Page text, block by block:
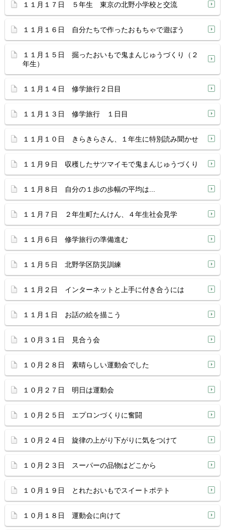
１１月１７日 ５年生 東京の北野小学校と交流
１１月１６日 自分たちで作ったおもちゃで遊ぼう
１１月１５日 掘ったおいもで鬼まんじゅうづくり（２
年生）
１１月１４日 修学旅行２日目
１１月１３日 修学旅行 １日目
１１月１０日 きらきらさん、１年生に特別読み聞かせ
１１月９日 収穫したサツマイモで鬼まんじゅうづくり
１１月８日 自分の１歩の歩幅の平均は...
１１月７日 ２年生町たんけん、４年生社会見学
１１月６日 修学旅行の準備進む
１１月５日 北野学区防災訓練
１１月２日 インターネットと上手に付き合うには
１１月１日 お話の絵を描こう
１０月３１日 見合う会
１０月２８日 素晴らしい運動会でした
１０月２７日 明日は運動会
１０月２５日 エプロンづくりに奮闘
１０月２４日 旋律の上がり下がりに気をつけて
１０月２３日 スーパーの品物はどこから
１０月１９日 とれたおいもでスイートポテト
１０月１８日 運動会に向けて